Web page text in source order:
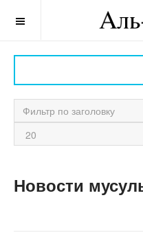
Фильтр по заголовку
Кол-
во
Новости